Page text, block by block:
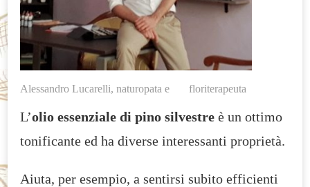
Alessandro Lucarelli, naturopata e floriterapeuta
L’olio essenziale di pino silvestre è un ottimo
tonificante ed ha diverse interessanti proprietà.
Aiuta, per esempio, a sentirsi subito efficienti